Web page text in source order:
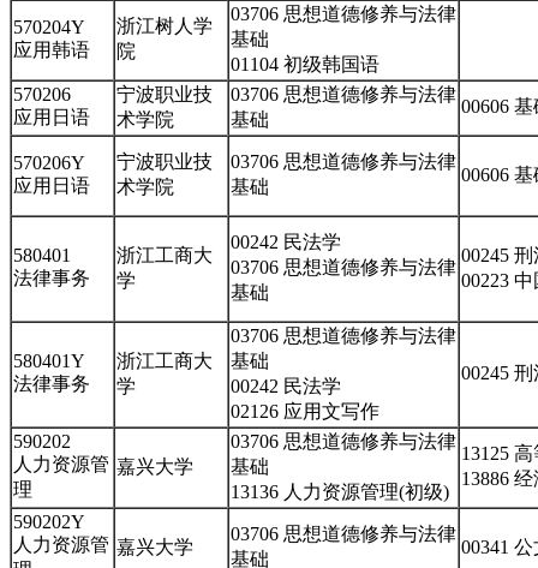
570204Y
应用韩语
浙江树人学
院
03706 思想道德修养与法律
基础
01104 初级韩国语
570206
应用日语
宁波职业技
术学院
03706 思想道德修养与法律
基础
00606
570206Y
应用日语
宁波职业技
术学院
03706 思想道德修养与法律
基础
00606
580401
法律事务
浙江工商大
学
00242 民法学
03706 思想道德修养与法律
基础
00245
00223
580401Y
法律事务
浙江工商大
学
03706 思想道德修养与法律
基础
00242 民法学
02126 应用文写作
00245
590202
人力资源管
理
嘉兴大学
03706 思想道德修养与法律
基础
13136 人力资源管理(初级)
13125
13886
590202Y
人力资源管 嘉兴大学
03706 思想道德修养与法律
基础
00341